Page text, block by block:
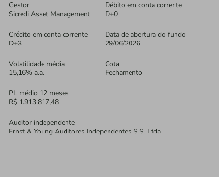
Débito em conta corrente
D+0
Gestor
Sicredi Asset Management
Crédito em conta corrente
D+3
Auditor independente
Ernst & Young Auditores Independentes S.S. Ltda
Data de abertura do fundo
29/06/2026
Volatilidade média
15,16% a.a.
Cota
Fechamento
PL médio 12 meses
R$ 1.913.817,48